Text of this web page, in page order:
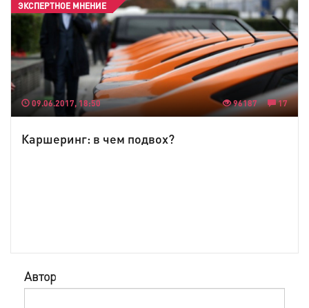
09.06.2017, 18:50 96187 17
ЭКСПЕРТНОЕ МНЕНИЕ
Каршеринг: в чем подвох?
Автор